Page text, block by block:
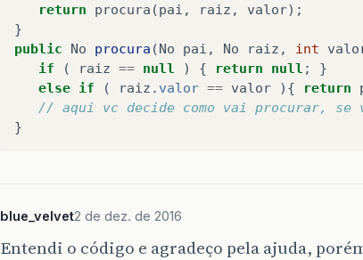
return
procura (pai , raiz , valor);
}
public
No procura (No pai , No raiz , int
if
( raiz == null ) { return null ;
}
else if ( raiz . valor == valor ){ return
// aqui vc decide como vai procurar, se
}
blue_velvet2 de dez. de 2016
Entendi o código e agradeço pela ajuda,